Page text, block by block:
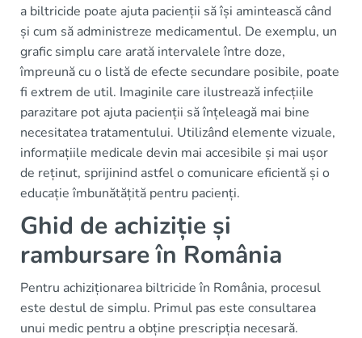
a biltricide poate ajuta pacienții să își amintească când
și cum să administreze medicamentul. De exemplu, un
grafic simplu care arată intervalele între doze,
împreună cu o listă de efecte secundare posibile, poate
fi extrem de util. Imaginile care ilustrează infecțiile
parazitare pot ajuta pacienții să înțeleagă mai bine
necesitatea tratamentului. Utilizând elemente vizuale,
informațiile medicale devin mai accesibile și mai ușor
de reținut, sprijinind astfel o comunicare eficientă și o
educație îmbunătățită pentru pacienți.
Ghid de achiziție și
rambursare în România
Pentru achiziționarea biltricide în România, procesul
este destul de simplu. Primul pas este consultarea
unui medic pentru a obține prescripția necesară.